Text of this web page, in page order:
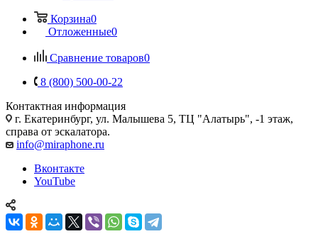
Корзина0
Отложенные0
Сравнение товаров0
8 (800) 500-00-22
Контактная информация
г. Екатеринбург, ул. Малышева 5, ТЦ "Алатырь", -1 этаж,
справа от эскалатора.
info@miraphone.ru
Вконтакте
YouTube